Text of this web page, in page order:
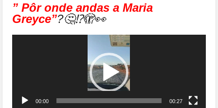
” Pôr onde andas a Maria
Greyce”?🤔⁉🫣👀
00:00 00:27